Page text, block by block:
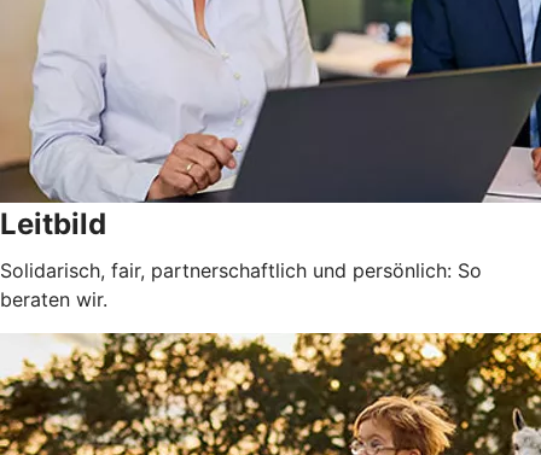
Leitbild
Solidarisch, fair, partnerschaftlich und persönlich: So
beraten wir.